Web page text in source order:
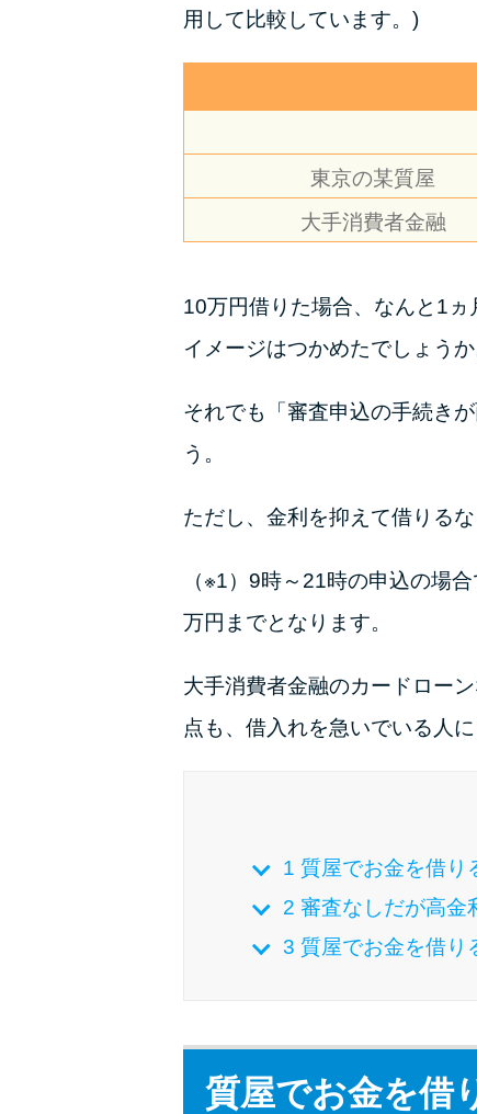
用して比較しています。)
東京の某質屋
大手消費者金融
10万円借りた場合、なんと1ヵ
イメージはつかめたでしょう
それでも「審査申込の手続き
う。
ただし、金利を抑えて借りる
（※1）9時～21時の申込の場
万円までとなります。
大手消費者金融のカードロー
点も、借入れを急いでいる人
1 質屋でお金を借り
2 審査なしだが高金
3 質屋でお金を借り
質屋でお金を借